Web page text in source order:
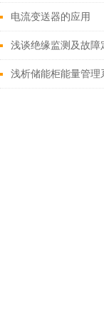
电流变送器的应用
浅析储能柜能量管理